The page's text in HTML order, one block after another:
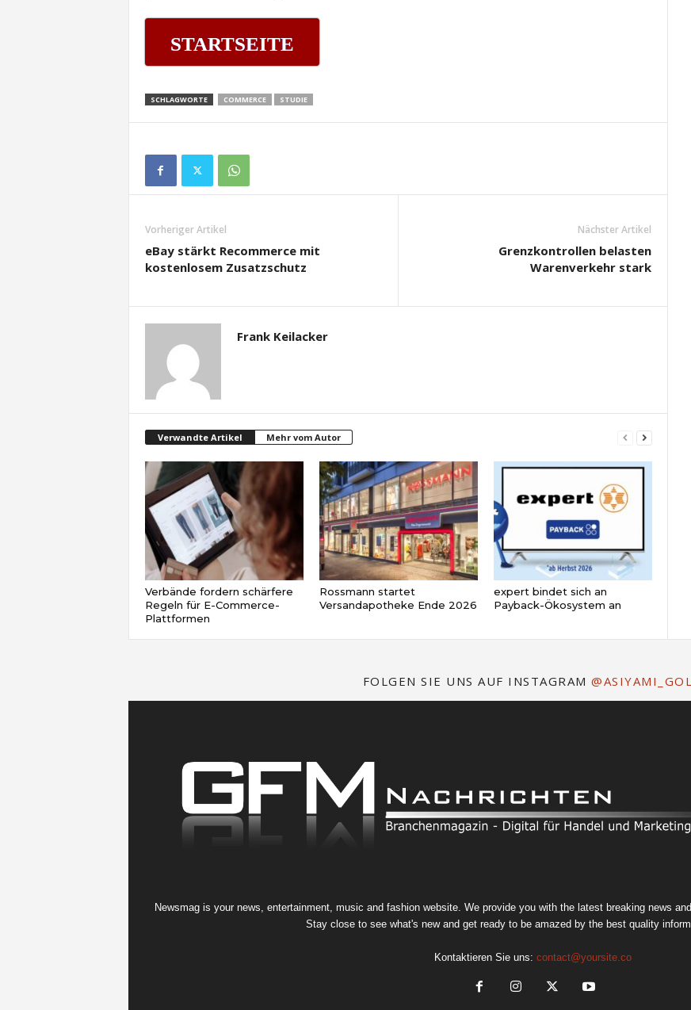
STARTSEITE
SCHLAGWORTE COMMERCE STUDIE
Vorheriger Artikel
eBay stärkt Recommerce mit
kostenlosem Zusatzschutz
Nächster Artikel
Grenzkontrollen belasten
Warenverkehr stark
Frank Keilacker
Verwandte Artikel Mehr vom Autor
Verbände fordern schärfere
Regeln für E-Commerce-
Plattformen
Rossmann startet
Versandapotheke Ende 2026
expert bindet sich an
Payback-Ökosystem an
FOLGEN SIE UNS AUF INSTAGRAM
Newsmag is your news, entertainment, music and fashion website. We provide you with the latest breaking news
Stay close to see what's new and get ready to be amazed by the best quality
Kontaktieren Sie uns: contact@yoursite.co